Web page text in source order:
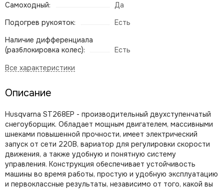
Самоходный:
Да
Подогрев рукояток:
Есть
Наличие дифференциала
(разблокировка колес):
Есть
Описание
Husqvarna ST268EP - производительный двухступенчатый
снегоуборщик. Обладает мощным двигателем, массивными
шнеками повышенной прочности, имеет электрический
запуск от сети 220В, вариатор для регулировки скорости
движения, а также удобную и понятную систему
управления. Конструкция обеспечивает устойчивость
машины во время работы, простую и удобную эксплуатацию
и первоклассные результаты, независимо от того, какой вы